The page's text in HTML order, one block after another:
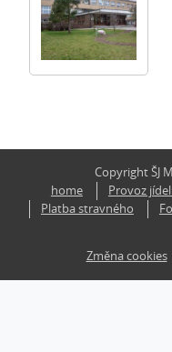
Copyright ŠJ
home
Provoz
Platba stravného
Změna cookies